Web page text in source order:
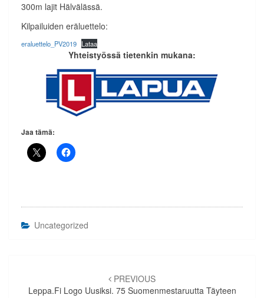
300m lajit Hälvälässä.
Kilpailuiden eräluettelo:
eraluettelo_PV2019 Lataa
Yhteistyössä tietenkin mukana:
Jaa tämä:
Uncategorized
selaus
PREVIOUS
Leppa.fi Logo Uusiksi. 75 Suomenmestaruutta Täyteen